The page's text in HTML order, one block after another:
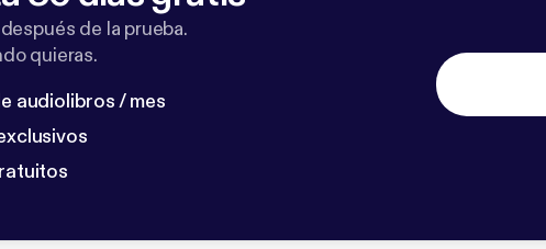
de la prueba.
quieras.
audiolibros / mes